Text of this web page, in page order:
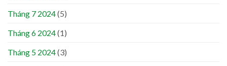
Tháng 7 2024(5)
Tháng 6 2024(1)
Tháng 5 2024(3)